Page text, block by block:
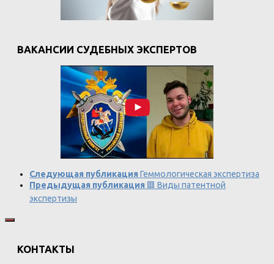
ВАКАНСИИ СУДЕБНЫХ ЭКСПЕРТОВ
Следующая публикация Геммологическая экспертиза
Предыдущая публикация 🟥 Виды патентной
экспертизы
КОНТАКТЫ